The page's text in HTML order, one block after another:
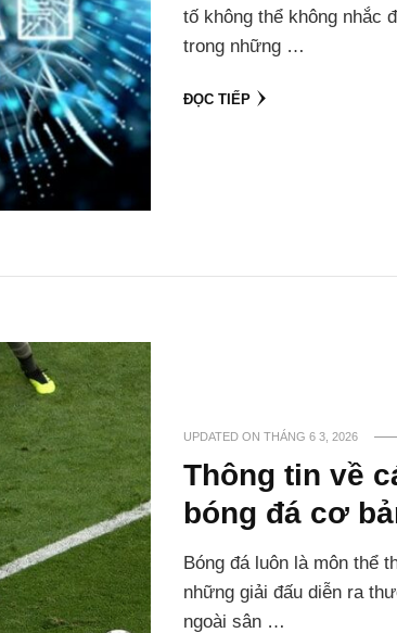
tố không thể không nhắc
trong những …
ĐỌC TIẾP
UPDATED ONTHÁNG 6 3, 2026
Thông tin về
bóng đá cơ
Bóng đá luôn là môn thể
những giải đấu diễn ra
ngoài sân …